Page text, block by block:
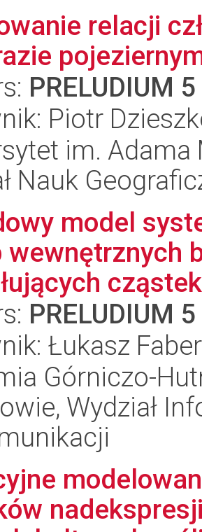
relacji
PRELUDIUM 5
Piotr
im.
Nauk
model
wewnętrznych
PRELUDIUM 5
Łukasz Faber
Górniczo-
Wydział